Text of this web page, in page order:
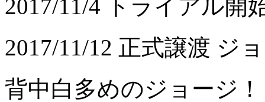
2017/11/4 トライアル開
2017/11/12 正式譲渡 ジ
背中白多めのジョージ！